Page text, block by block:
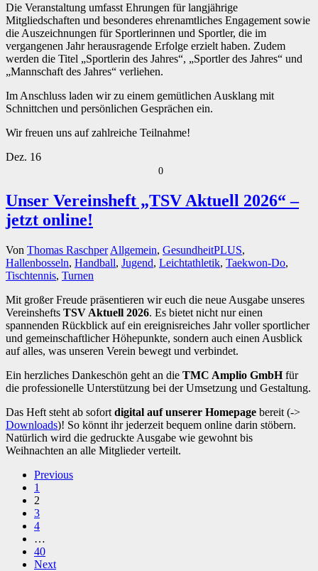
Die Veranstaltung umfasst Ehrungen für langjährige
Mitgliedschaften und besonderes ehrenamtliches Engagement sowie
die Auszeichnungen für Sportlerinnen und Sportler, die im
vergangenen Jahr herausragende Erfolge erzielt haben. Zudem
werden die Titel „Sportlerin des Jahres“, „Sportler des Jahres“ und
„Mannschaft des Jahres“ verliehen.
Im Anschluss laden wir zu einem gemütlichen Ausklang mit
Schnittchen und persönlichen Gesprächen ein.
Wir freuen uns auf zahlreiche Teilnahme!
Dez. 16
0
Unser Vereinsheft „TSV Aktuell 2026“ –
jetzt online!
Von Thomas Raschper Allgemein, GesundheitPLUS,
Hallenbosseln, Handball, Jugend, Leichtathletik, Taekwon-Do,
Tischtennis, Turnen
Mit großer Freude präsentieren wir euch die neue Ausgabe unseres
Vereinshefts TSV Aktuell 2026. Es bietet nicht nur einen
spannenden Rückblick auf ein ereignisreiches Jahr voller sportlicher
und gemeinschaftlicher Höhepunkte, sondern auch einen Ausblick
auf alles, was unseren Verein bewegt und verbindet.
Ein herzliches Dankeschön geht an die TMC Amplio GmbHfür
die professionelle Unterstützung bei der Umsetzung und Gestaltung.
Das Heft steht ab sofort digital auf unserer Homepage bereit (->
Downloads)! So könnt ihr jederzeit bequem online darin stöbern.
Natürlich wird die gedruckte Ausgabe wie gewohnt bis
Weihnachten an alle Mitglieder verteilt.
Previous
1
2
3
4
…
40
Next